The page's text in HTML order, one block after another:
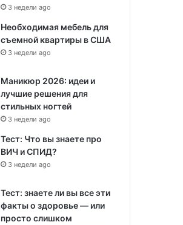
3 недели ago
Необходимая мебель для
съемной квартиры в США
3 недели ago
Маникюр 2026: идеи и
лучшие решения для
стильных ногтей
3 недели ago
Тест: Что вы знаете про
ВИЧ и СПИД?
3 недели ago
Тест: знаете ли вы все эти
факты о здоровье — или
просто слишком